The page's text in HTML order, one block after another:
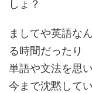
しょ？
ましてや英語な
る時間だったり
単語や文法を思
今まで沈黙して